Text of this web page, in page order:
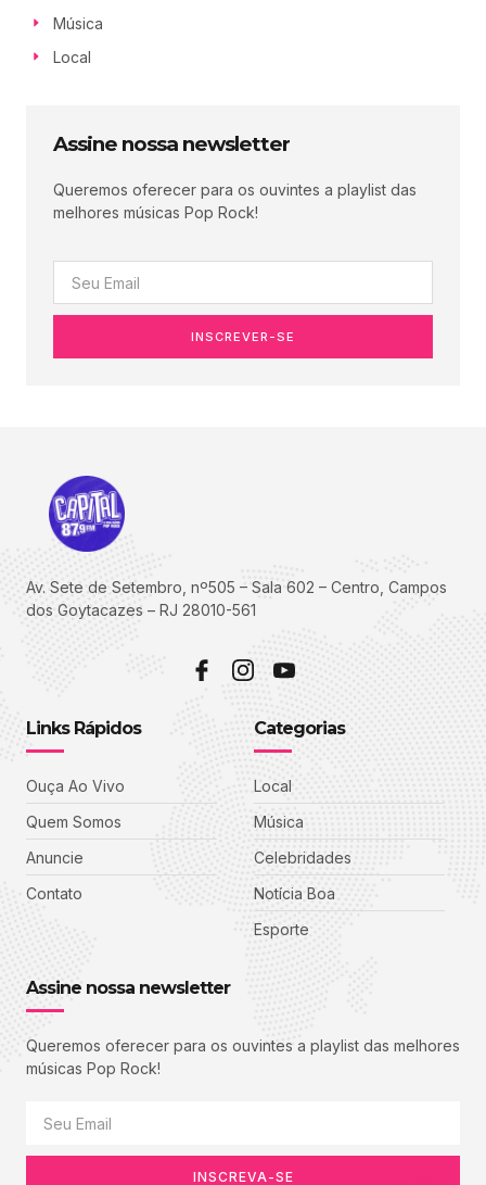
Música
Local
Assine nossa newsletter
Queremos oferecer para os ouvintes a playlist das
melhores músicas Pop Rock!
INSCREVER-SE
Av. Sete de Setembro, nº505 – Sala 602 – Centro, Campos
dos Goytacazes – RJ 28010-561
Links Rápidos
Ouça Ao Vivo
Quem Somos
Anuncie
Contato
Categorias
Local
Música
Celebridades
Notícia Boa
Esporte
Assine nossa newsletter
Queremos oferecer para os ouvintes a playlist das melhores
músicas Pop Rock!
INSCREVA-SE